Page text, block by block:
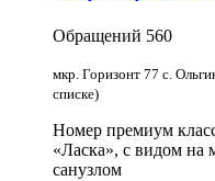
Обращений 560
мкр. Горизонт 77 с.
списке)
Номер премиум
«Ласка», с видом на
санузлом